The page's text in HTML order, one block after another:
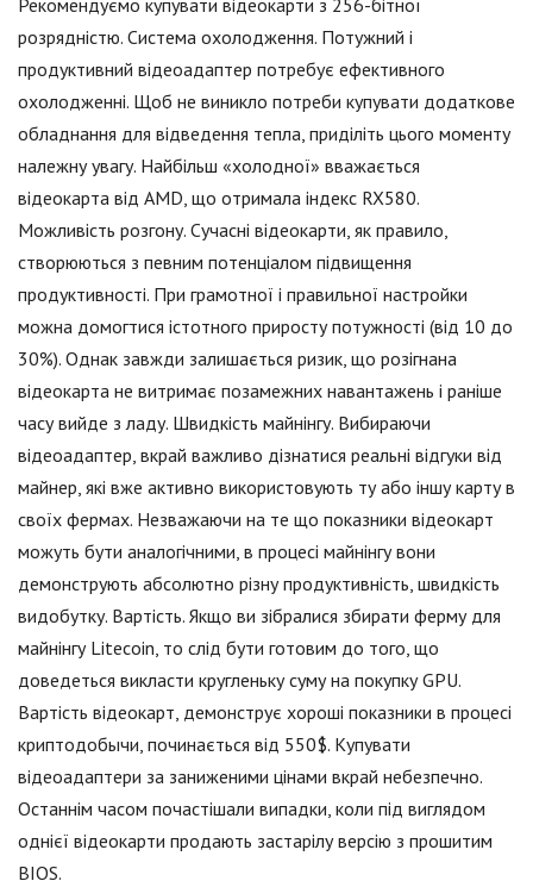
розрядністю. Система охолодження. Потужний і
продуктивний відеоадаптер потребує ефективного
охолодженні. Щоб не виникло потреби купувати додаткове
обладнання для відведення тепла, приділіть цього моменту
належну увагу. Найбільш «холодної» вважається
відеокарта від AMD, що отримала індекс RX580.
Можливість розгону. Сучасні відеокарти, як правило,
створюються з певним потенціалом підвищення
продуктивності. При грамотної і правильної настройки
можна домогтися істотного приросту потужності (від 10 до
30%). Однак завжди залишається ризик, що розігнана
відеокарта не витримає позамежних навантажень і раніше
часу вийде з ладу. Швидкість майнінгу. Вибираючи
відеоадаптер, вкрай важливо дізнатися реальні відгуки від
майнер, які вже активно використовують ту або іншу карту в
своїх фермах. Незважаючи на те що показники відеокарт
можуть бути аналогічними, в процесі майнінгу вони
демонструють абсолютно різну продуктивність, швидкість
видобутку. Вартість. Якщо ви зібралися збирати ферму для
майнінгу Litecoin, то слід бути готовим до того, що
доведеться викласти кругленьку суму на покупку GPU.
Вартість відеокарт, демонструє хороші показники в процесі
криптодобычи, починається від 550$. Купувати
відеоадаптери за заниженими цінами вкрай небезпечно.
Останнім часом почастішали випадки, коли під виглядом
однієї відеокарти продають застарілу версію з прошитим
BIOS.